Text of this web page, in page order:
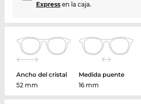
Expressen la caja.
Ancho del cristal
52 mm
Medida puente
16 mm